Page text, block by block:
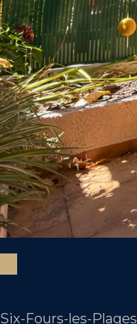
Six-Fours-les-Plages